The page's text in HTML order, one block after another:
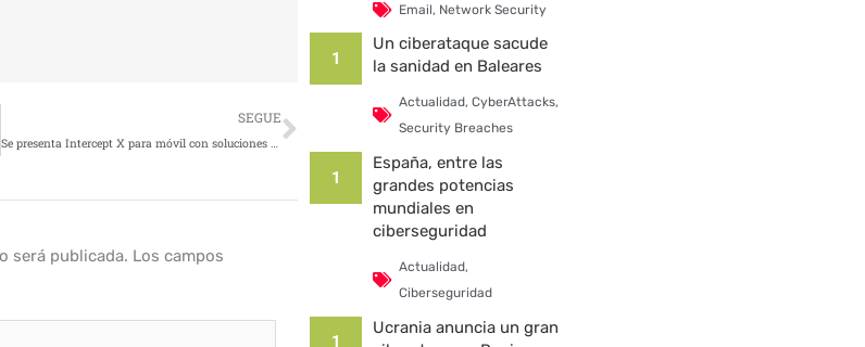
SEGUE
Se presenta Intercept X para móvil con soluciones de seguridad para el sistema operativo de Chrome, Android e iOS
Siguiente
será publicada. Los campos
Email, Network Security
1
Un ciberataque sacude
la sanidad en Baleares
Actualidad, CyberAttacks,
Security Breaches
1
España, entre las
grandes potencias
mundiales en
ciberseguridad
Actualidad,
Ciberseguridad
1
Ucrania anuncia un gran